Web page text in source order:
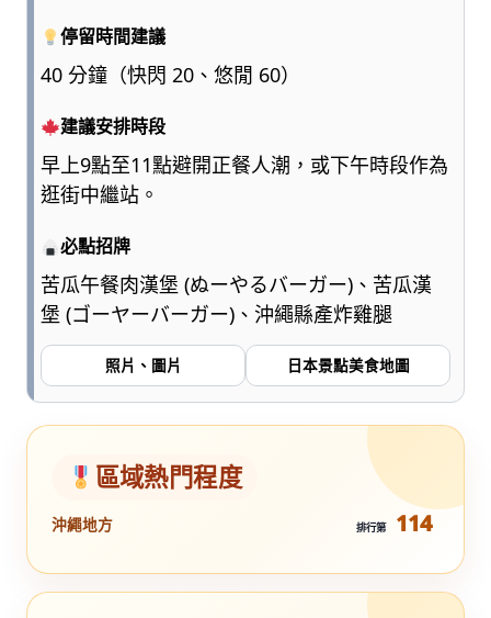
停留時間建議
40 分鐘（快閃 20、悠閒 60）
建議安排時段
早上9點至11點避開正餐人潮，或下午時段作為
逛街中繼站。
必點招牌
苦瓜午餐肉漢堡 (ぬーやるバーガー)、苦瓜漢
堡 (ゴーヤーバーガー)、沖繩縣產炸雞腿
照片、圖片 日本景點美食地圖
區域熱門程度
沖繩地方 排行第 114